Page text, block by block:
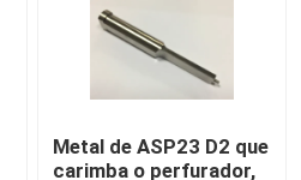
Metal de ASP23 D2 que
carimba o perfurador,